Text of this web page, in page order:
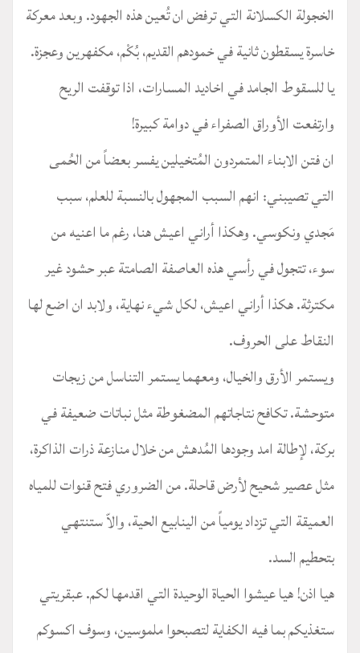
الخجولة الكسلانة التي ترفض ان تُعين هذه الجهود. وبعد معركة
خاسرة يسقطون ثانية في خمودهم القديم، بُكْم، مكفهرين وعجزة.
يا للسقوط الجامد في اخاديد المسارات، اذا توقفت الريح
وارتفعت الأوراق الصفراء في دوامة كبيرة!
ان فتن الابناء المتمردون المُتخيلين يفسر بعضاً من الحُمى
التي تصيبني: انهم السبب المجهول بالنسبة للعلم، سبب
مَجدي ونكوسي. وهكذا أراني اعيش هنا، رغم ما اعنيه من
سوء، تتجول في رأسي هذه العاصفة الصامتة عبر حشود غير
مكترثة. هكذا أراني اعيش، لكل شيء نهاية، ولابد ان اضع لها
النقاط على الحروف.
ويستمر الأرق والخيال، ومعهما يستمر التناسل من زيجات
متوحشة. تكافح نتاجاتهم المضغوطة مثل نباتات ضعيفة في
بركة، لإطالة امد وجودها المُدهش من خلال منازعة ذرات الذاكرة،
مثل عصير شحيح لأرض قاحلة. من الضروري فتح قنوات للمياه
العميقة التي تزداد يومياً من الينابيع الحية، والاّ ستنتهي
بتحطيم السد.
هيا اذن! هيا عيشوا الحياة الوحيدة التي اقدمها لكم. عبقريتي
ستغذيكم بما فيه الكفاية لتصبحوا ملموسين، وسوف اكسوكم